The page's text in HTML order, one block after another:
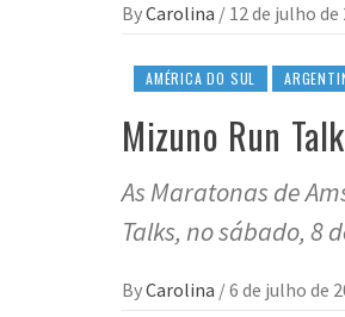
ByCarolina / 12 de julho de
AMÉRICA DO SUL
Mizuno Run
As Maratonas de
Talks, no sábado, 8
ByCarolina /6 de julho de